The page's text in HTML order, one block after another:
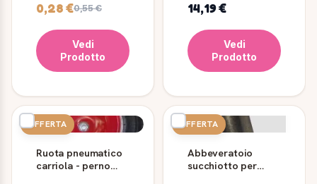
0,28 €0,55 €
Vedi
Prodotto
14,19 €
Vedi
Prodotto
OFFERTA
Ruota pneumatico
carriola - perno
OFFERTA
Abbeveratoio
succhiotto per